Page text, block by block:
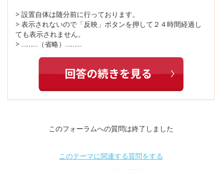
> 設置自体は随分前に行っております。
> 表示されないので「反映」ボタンを押して２４時間経過し
ても表示されません。
> ………（省略）………
このフォーラムへの質問は終了しました
このテーマに関連する質問をする